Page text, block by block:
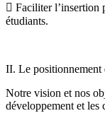
 Faciliter l’insertion
étudiants.
II. Le
Notre vision et nos
développement et